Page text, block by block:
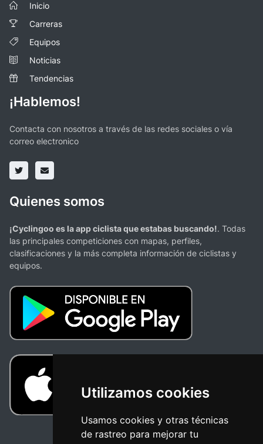
Utilizamos cookies
Usamos cookies y otras técnicas
de rastreo para mejorar tu
Inicio
Carreras
Equipos
Noticias
Tendencias
¡Hablemos!
Contacta con nosotros a través de las redes sociales o vía
correo electronico
Quienes somos
¡Cyclingoo es la app ciclista que estabas buscando!. Todas
las principales competiciones con mapas, perfiles,
clasificaciones y la más completa información de ciclistas y
equipos.